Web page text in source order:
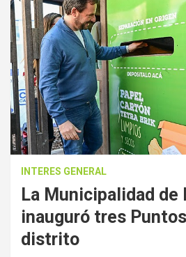
INTERES GENERAL
La Municipalidad de
inauguró tres
distrito